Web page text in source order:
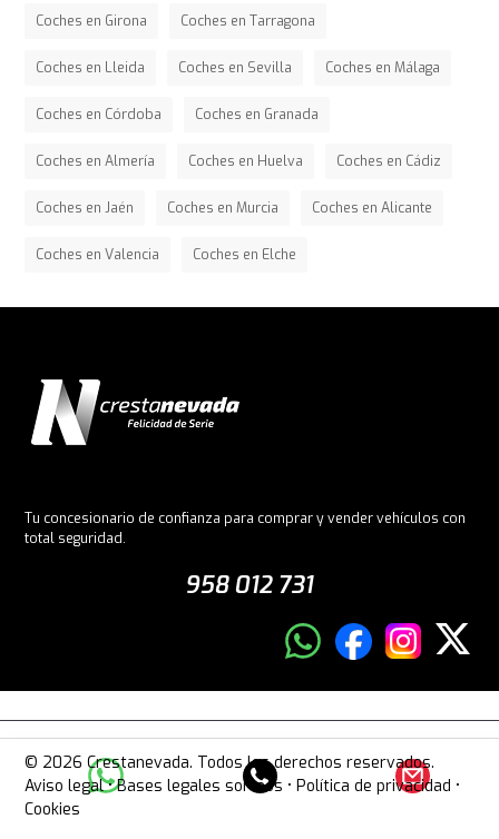
Coches en Girona Coches en Tarragona
Coches en Lleida Coches en Sevilla Coches en Málaga
Coches en Córdoba Coches en Granada
Coches en Almería Coches en Huelva Coches en Cádiz
Coches en Jaén Coches en Murcia Coches en Alicante
Coches en Valencia Coches en Elche
Tu concesionario de confianza para comprar y vender vehículos con
total seguridad.
958 012 731
© 2026 Crestanevada. Todos los derechos reservados.
Aviso legal•Bases legales sorteos •Política de privacidad •
Cookies